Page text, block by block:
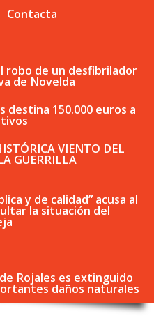
Contacta
robo de un desfibrilador
de Novelda
destina 150.000 euros a
VIENTO DEL
GUERRILLA
y de calidad” acusa al
la situación del
Rojales es extinguido
daños naturales